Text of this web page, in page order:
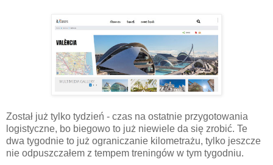
Został już tylko tydzień - czas na ostatnie przygotowania
logistyczne, bo biegowo to już niewiele da się zrobić. Te
dwa tygodnie to już ograniczanie kilometrażu, tylko jeszcze
nie odpuszczałem z tempem treningów w tym tygodniu.